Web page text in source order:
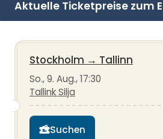
Aktuelle Ticketpreise zum
Stockholm → Tallinn
So., 9. Aug., 17:30
Tallink Silja
Suchen